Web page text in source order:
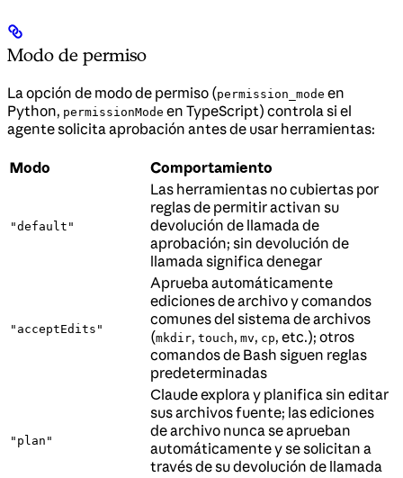
Modo de permiso
La opción de modo de permiso (permission_mode en
Python, permissionMode en TypeScript) controla si el
agente solicita aprobación antes de usar herramientas:
Modo Comportamiento
"default"
Las herramientas no cubiertas por
reglas de permitir activan su
devolución de llamada de
aprobación; sin devolución de
llamada significa denegar
"acceptEdits"
Aprueba automáticamente
ediciones de archivo y comandos
comunes del sistema de archivos
(mkdir, touch, mv, cp, etc.); otros
comandos de Bash siguen reglas
predeterminadas
"plan"
Claude explora y planifica sin editar
sus archivos fuente; las ediciones
de archivo nunca se aprueban
automáticamente y se solicitan a
través de su devolución de llamada